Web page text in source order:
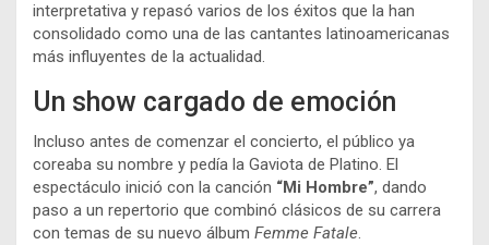
interpretativa y repasó varios de los éxitos que la han
consolidado como una de las cantantes latinoamericanas
más influyentes de la actualidad.
Un show cargado de emoción
Incluso antes de comenzar el concierto, el público ya
coreaba su nombre y pedía la Gaviota de Platino. El
espectáculo inició con la canción “Mi Hombre”, dando
paso a un repertorio que combinó clásicos de su carrera
con temas de su nuevo álbum Femme Fatale.